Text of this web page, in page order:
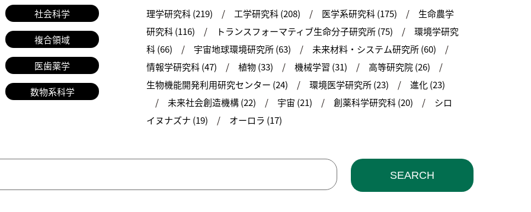
社会科学
複合領域
医歯薬学
数物系科学
理学研究科 (219) 工学研究科 (208) 医学系研究科 (175)
生命農学
研究科 (116)
トランスフォーマティブ生命分子研究所 (75)
環境学研究
科 (66)
宇宙地球環境研究所 (63)
未来材料・システム研究所 (60)
情報学研究科 (47)
植物 (33) 機械学習 (31)
高等研究院 (26)
生物機能開発利用研究センター (24)
環境医学研究所 (23)
進化 (23)
未来社会創造機構 (22)
宇宙 (21) 創薬科学研究科 (20)
シロ
イヌナズナ (19)
オーロラ (17)
SEARCH